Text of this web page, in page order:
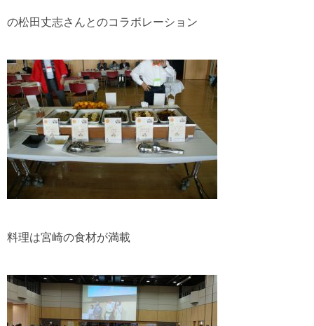
の松田丈志さんとのコラボレーション
料理は宮崎の食材が満載